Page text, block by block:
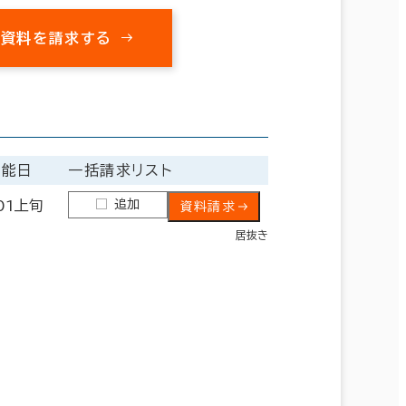
料を請求する
日 一括請求リスト
上旬 追加 資料請求
居抜き